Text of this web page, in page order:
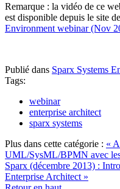
Remarque : la vidéo de ce
est disponible depuis le site
Environment webinar (Nov
Publié dans Sparx Systems
Tags:
webinar
enterprise architect
sparx systems
Plus dans cette catégorie : «
UML/SysML/BPMN avec
Sparx (décembre 2013) :
Enterprise Architect »